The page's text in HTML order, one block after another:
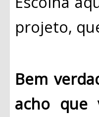
projeto,
Bem
acho